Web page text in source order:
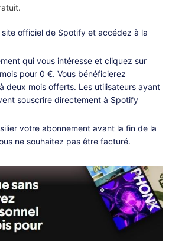
site officiel de Spotify et accédez à la
qui vous intéresse et cliquez sur
pour 0 €. Vous bénéficierez
deux mois offerts. Les utilisateurs ayant
souscrire directement à Spotify
votre abonnement avant la fin de la
ne souhaitez pas être facturé.